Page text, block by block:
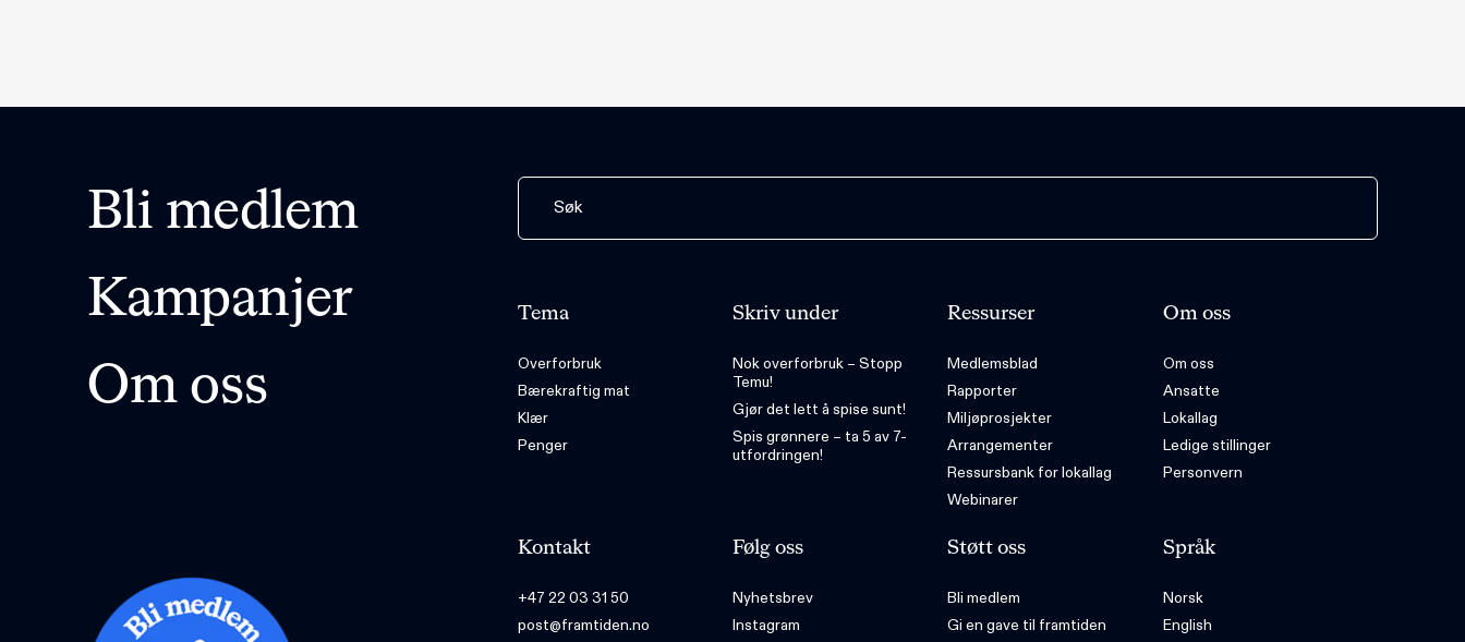
Bli medlem
Kampanjer
Om oss
Tema
Overforbruk
Bærekraftig mat
Klær
Penger
Skriv under
Nok overforbruk – Stopp
Temu!
Gjør det lett å spise sunt!
Spis grønnere – ta 5 av 7-
utfordringen!
Ressurser
Medlemsblad
Rapporter
Miljøprosjekter
Arrangementer
Ressursbank for lokallag
Webinarer
Om oss
Om oss
Ansatte
Lokallag
Ledige stillinger
Personvern
Kontakt
+47 22 03 31 50
post@framtiden.no
Følg oss
Nyhetsbrev
Instagram
Støtt oss
Bli medlem
Gi en gave til framtiden
Språk
Norsk
English